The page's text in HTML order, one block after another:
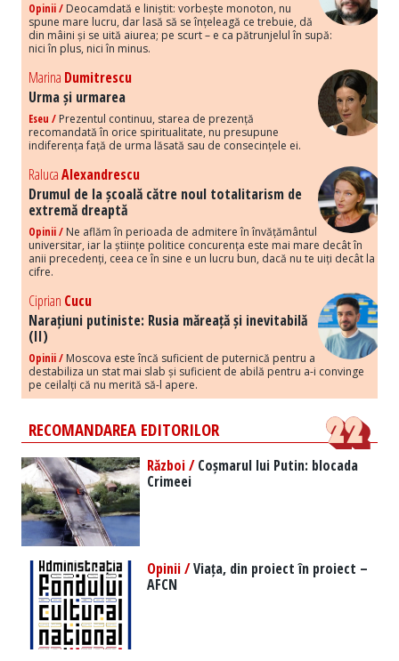
Opinii / Deocamdată e liniștit: vorbește monoton, nu
spune mare lucru, dar lasă să se înțeleagă ce trebuie, dă
din mâini și se uită aiurea; pe scurt – e ca pătrunjelul în supă:
nici în plus, nici în minus.
Marina Dumitrescu
Urma și urmarea
Eseu / Prezentul continuu, starea de prezență
recomandată în orice spiritualitate, nu presupune
indiferența față de urma lăsată sau de consecințele ei.
RalucaAlexandrescu
Drumul de la școală către noul totalitarism de
extremă dreaptă
Opinii / Ne aflăm în perioada de admitere în învățământul
universitar, iar la științe politice concurența este mai mare decât în
anii precedenți, ceea ce în sine e un lucru bun, dacă nu te uiți decât la
cifre.
Ciprian Cucu
Narațiuni putiniste: Rusia măreață și inevitabilă
(II)
Opinii / Moscova este încă suficient de puternică pentru a
destabiliza un stat mai slab și suficient de abilă pentru a-i convinge
pe ceilalți că nu merită să-l apere.
RECOMANDAREA EDITORILOR
Război /Coșmarul lui Putin: blocada
Crimeei
Opinii /Viața, din proiect în proiect –
AFCN